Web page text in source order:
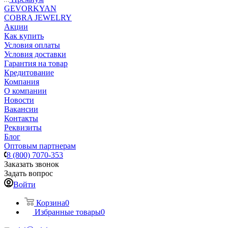
GEVORKYAN
COBRA JEWELRY
Акции
Как купить
Условия оплаты
Условия доставки
Гарантия на товар
Кредитование
Компания
О компании
Новости
Вакансии
Контакты
Реквизиты
Блог
Оптовым партнерам
8 (800) 7070-353
Заказать звонок
Задать вопрос
Войти
Корзина0
Избранные товары0